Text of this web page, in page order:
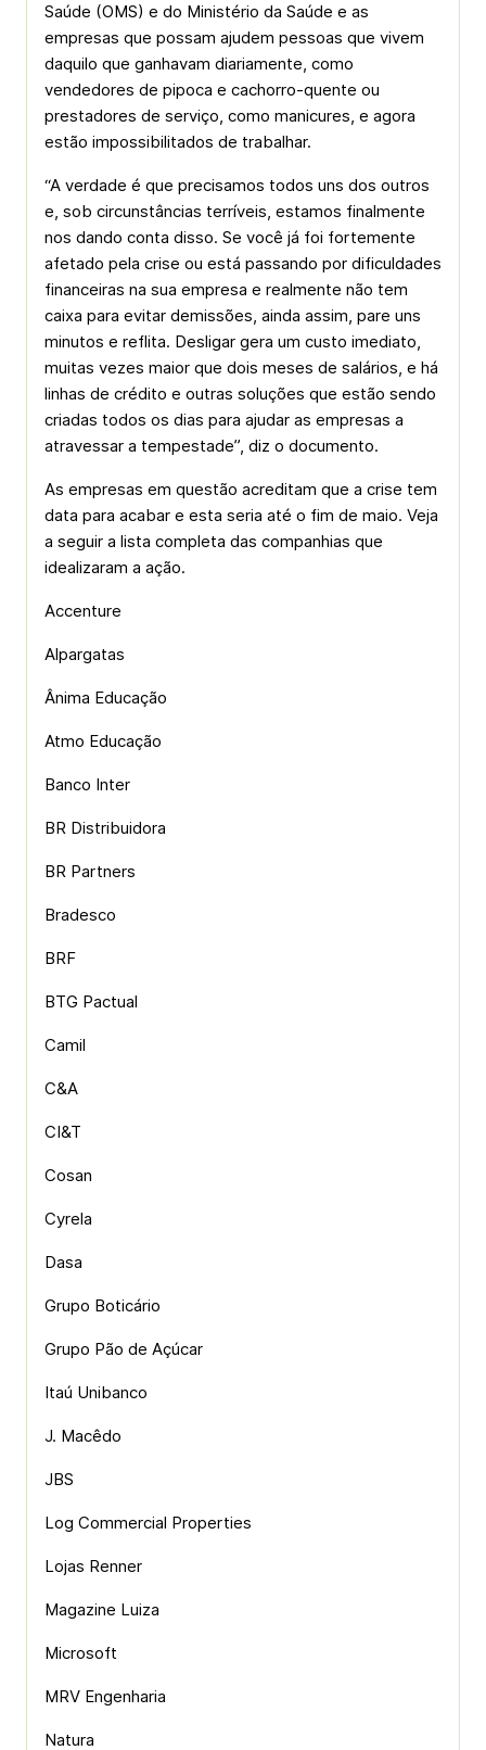
Saúde (OMS) e do Ministério da Saúde e as
empresas que possam ajudem pessoas que vivem
daquilo que ganhavam diariamente, como
vendedores de pipoca e cachorro-quente ou
prestadores de serviço, como manicures, e agora
estão impossibilitados de trabalhar.
“A verdade é que precisamos todos uns dos outros
e, sob circunstâncias terríveis, estamos finalmente
nos dando conta disso. Se você já foi fortemente
afetado pela crise ou está passando por dificuldades
financeiras na sua empresa e realmente não tem
caixa para evitar demissões, ainda assim, pare uns
minutos e reflita. Desligar gera um custo imediato,
muitas vezes maior que dois meses de salários, e há
linhas de crédito e outras soluções que estão sendo
criadas todos os dias para ajudar as empresas a
atravessar a tempestade”, diz o documento.
As empresas em questão acreditam que a crise tem
data para acabar e esta seria até o fim de maio. Veja
a seguir a lista completa das companhias que
idealizaram a ação.
Accenture
Alpargatas
Ânima Educação
Atmo Educação
Banco Inter
BR Distribuidora
BR Partners
Bradesco
BRF
BTG Pactual
Camil
C&A
CI&T
Cosan
Cyrela
Dasa
Grupo Boticário
Grupo Pão de Açúcar
Itaú Unibanco
J. Macêdo
JBS
Log Commercial Properties
Lojas Renner
Magazine Luiza
Microsoft
MRV Engenharia
Natura